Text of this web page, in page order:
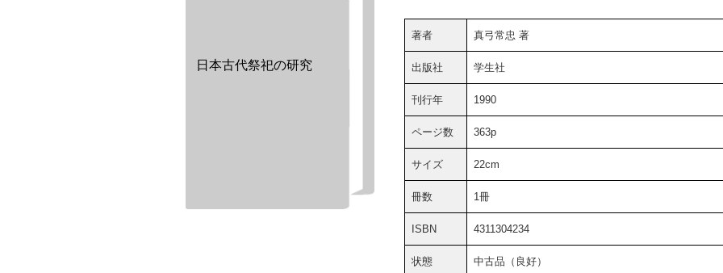
日本古代祭祀の研究
著者 真弓常忠 著
出版社 学生社
刊行年 1990
ページ数 363p
サイズ 22cm
冊数 1冊
ISBN 4311304234
状態 中古品（良好）